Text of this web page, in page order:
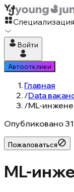
Специализация
Войти
Автоотклики
Главная
/Data
/ML-
Опубликовано
Пожаловаться
ML-